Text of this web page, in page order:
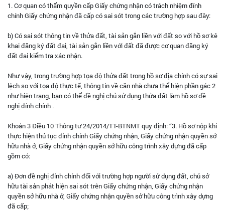
1. Cơ quan có thẩm quyền cấp Giấy chứng nhận có trách nhiệm đính
chính Giấy chứng nhận đã cấp có sai sót trong các trường hợp sau đây:
b) Có sai sót thông tin về thửa đất, tài sản gắn liền với đất so với hồ sơ kê
khai đăng ký đất đai, tài sản gắn liền với đất đã được cơ quan đăng ký
đất đai kiểm tra xác nhận.
Như vậy, trong trường hợp tọa độ thửa đất trong hồ sơ địa chính có sự sai
lệch so với tọa độ thực tế, thông tin về căn nhà chưa thể hiện phần gác 2
như hiện trạng, bạn có thể đề nghị chủ sử dụng thửa đất làm hồ sơ đề
nghị đính chính .
Khoản 3 Điều 10 Thông tư 24/2014/TT-BTNMT quy định: “3. Hồ sơ nộp khi
thực hiện thủ tục đính chính Giấy chứng nhận, Giấy chứng nhận quyền sở
hữu nhà ở, Giấy chứng nhận quyền sở hữu công trình xây dựng đã cấp
gồm có:
a) Đơn đề nghị đính chính đối với trường hợp người sử dụng đất, chủ sở
hữu tài sản phát hiện sai sót trên Giấy chứng nhận, Giấy chứng nhận
quyền sở hữu nhà ở, Giấy chứng nhận quyền sở hữu công trình xây dựng
đã cấp;